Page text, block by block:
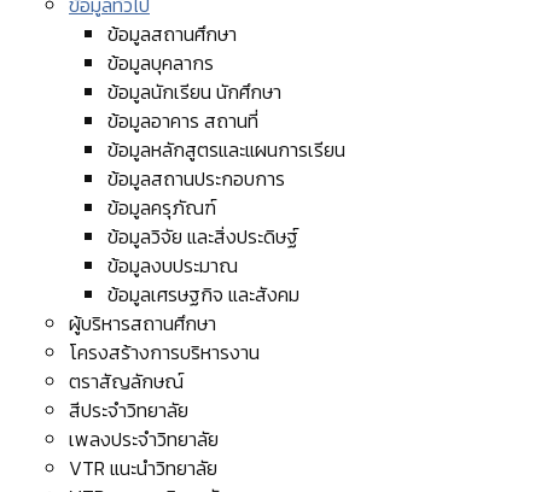
ข้อมูลสถานศึกษา
ข้อมูลบุคลากร
ข้อมูลนักเรียน นักศึกษา
ข้อมูลอาคาร สถานที่
ข้อมูลหลักสูตรและแผนการเรียน
ข้อมูลสถานประกอบการ
ข้อมูลครุภัณฑ์
ข้อมูลวิจัย และสิ่งประดิษฐ์
ข้อมูลงบประมาณ
ข้อมูลเศรษฐกิจ และสังคม
ผู้บริหารสถานศึกษา
โครงสร้างการบริหารงาน
ตราสัญลักษณ์
สีประจำวิทยาลัย
เพลงประจำวิทยาลัย
VTR แนะนำวิทยาลัย